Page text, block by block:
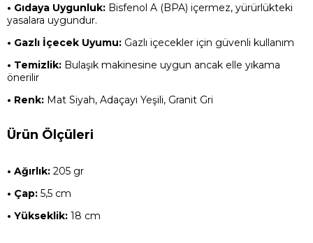
• Gıdaya Uygunluk: Bisfenol A (BPA) içermez, yürürlükteki
yasalara uygundur.
• Gazlı İçecek Uyumu: Gazlı içecekler için güvenli kullanım
• Temizlik: Bulaşık makinesine uygun ancak elle yıkama
önerilir
• Renk: Mat Siyah, Adaçayı Yeşili, Granit Gri
Ürün Ölçüleri
• Ağırlık: 205 gr
• Çap: 5,5 cm
• Yükseklik: 18 cm